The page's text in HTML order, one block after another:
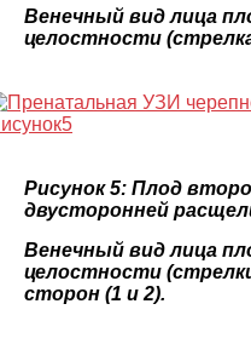
Венечный вид лица
целостности
Рисунок 5: Плод
двусторонней
Венечный вид лица
целостности
сторон (1 и 2).